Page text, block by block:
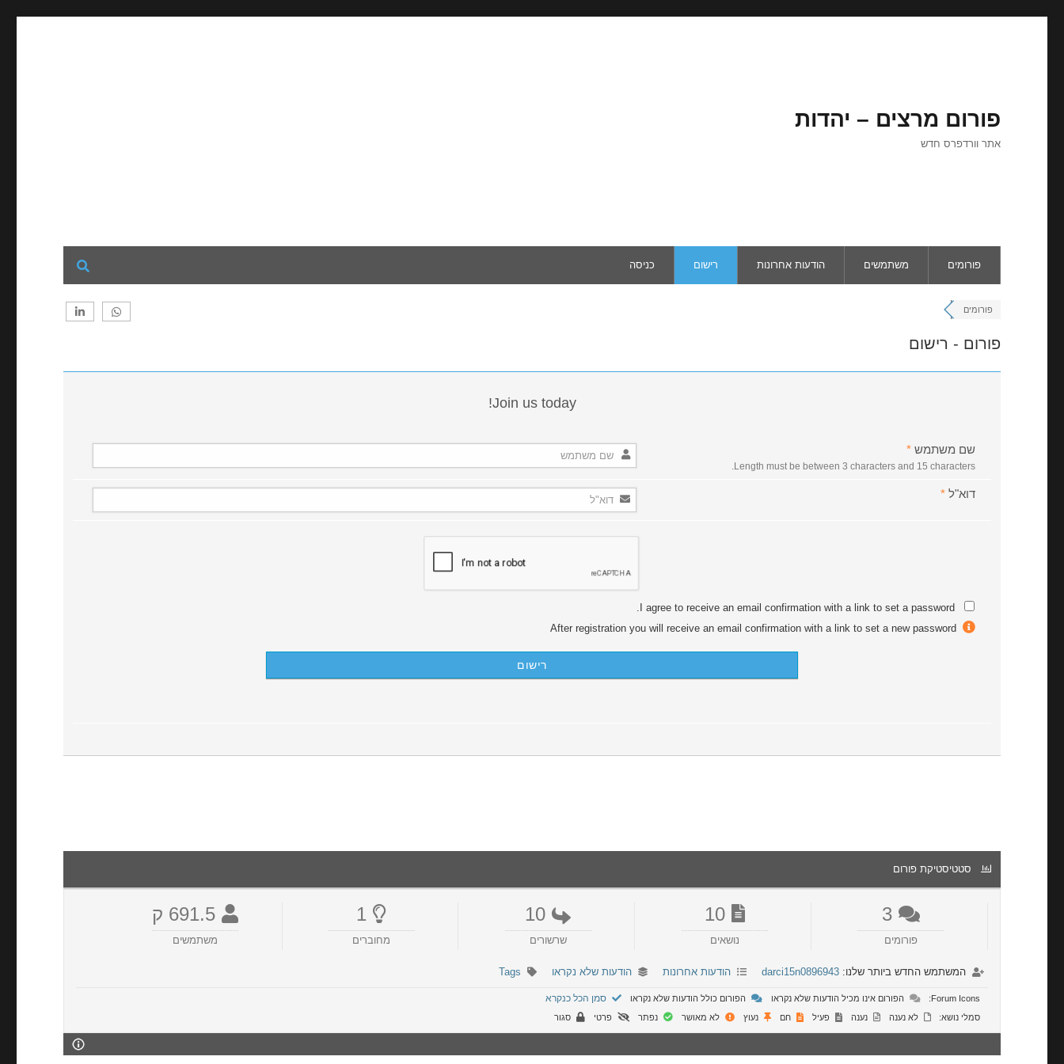
פורום מרצים – יהדות
אתר וורדפרס חדש
פורומים משתמשים הודעות אחרונות רישום כניסה
פורומים
פורום - רישום
Join us today!
שם משתמש *
Length must be between 3 characters and 15 characters.
דוא"ל *
I agree to receive an email confirmation with a link to set a password.
סטטיסטיקת פורום
3
פורומים
10
נושאים
10
שרשורים
1
מחוברים
691.5 ק
משתמשים
המשתמש החדש ביותר שלנו:darci15n0896943 הודעות אחרונות הודעות שלא נקראו Tags
Forum Icons: הפורום אינו מכיל הודעות שלא נקראו הפורום כולל הודעות שלא נקראו סמן הכל כנקרא
סמלי נושא: לא נענה נענה פעיל חם נעוץ לא מאושר נפתר פרטי סגור